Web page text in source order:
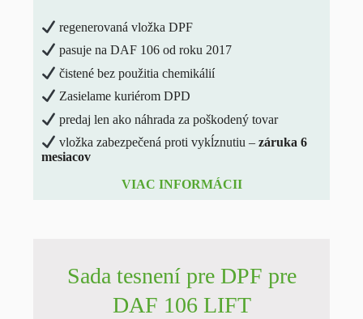
regenerovaná vložka DPF
pasuje na DAF 106 od roku 2017
čistené bez použitia chemikálií
Zasielame kuriérom DPD
predaj len ako náhrada za poškodený tovar
vložka zabezpečená proti vykĺznutiu –záruka 6
mesiacov
VIAC INFORMÁCII
Sada tesnení pre DPF pre
DAF 106 LIFT